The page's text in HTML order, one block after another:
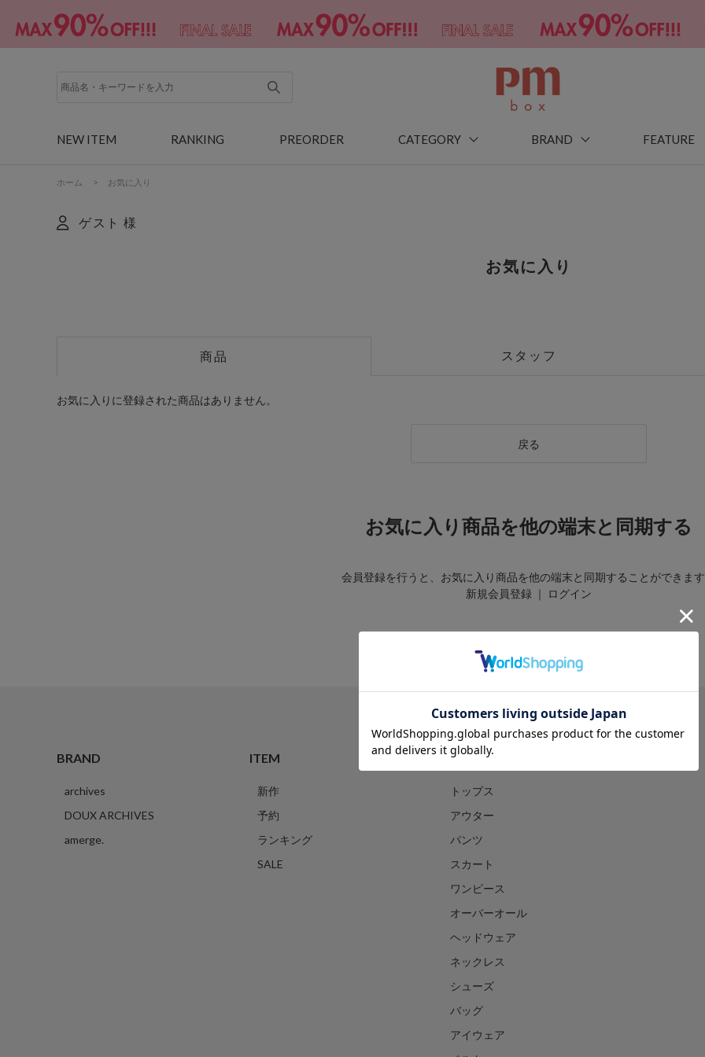
NEW ITEM RANKING PREORDER CATEGORY BRAND FEATURE
ホーム > お気に入り
ゲスト 様
お気に入り
商品 スタッフ
お気に入りに登録された商品はありません。
戻る
お気に入り商品を他の端末と同期する
会員登録を行うと、お気に入り商品を他の端末と同期することができます
新規会員登録 ｜ ログイン
BRAND
archives
DOUX ARCHIVES
amerge.
ITEM
新作
予約
ランキング
SALE
CATEGORY
トップス
アウター
パンツ
スカート
ワンピース
オーバーオール
ヘッドウェア
ネックレス
シューズ
バッグ
アイウェア